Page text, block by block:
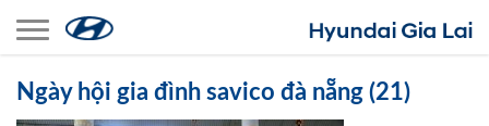
Toggle navigation
Ngày hội gia đình savico đà nẵng (21)